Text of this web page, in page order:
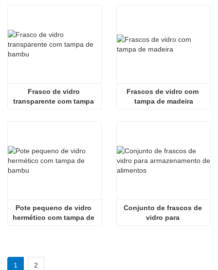
Frasco de vidro
transparente com tampa
Frascos de vidro com
tampa de madeira
Pote pequeno de vidro
hermético com tampa de
Conjunto de frascos de
vidro para
1 2